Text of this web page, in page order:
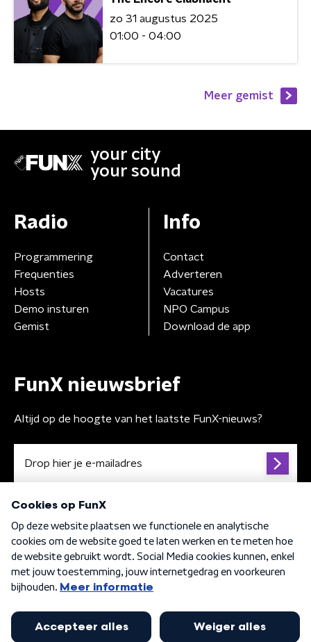
zo 31 augustus 2025
01:00 - 04:00
Meer gemist
your city
your sound
Radio
Programmering
Frequenties
Hosts
Demo insturen
Gemist
Info
Contact
Adverteren
Vacatures
NPO Campus
Download de app
FunX nieuwsbrief
Altijd op de hoogte van het laatste FunX-nieuws?
Algemene voorwaarden Privacybeleid